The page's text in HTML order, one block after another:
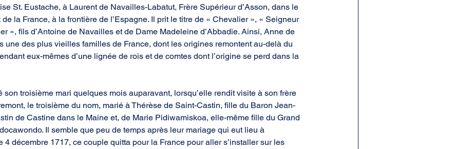
St. Eustache, à Laurent de Navailles-Labatut, Frère Supérieur d’Asson, dans le
la France, à la frontière de l’Espagne. Il prit le titre de « Chevalier », « Seigneur
», fils d’Antoine de Navailles et de Dame Madeleine d’Abbadie. Ainsi, Anne de
une des plus vieilles familles de France, dont les origines remontent au-delà du
eux-mêmes d’une lignée de rois et de comtes dont l’origine se perd dans la
son troisième mari quelques mois auparavant, lorsqu’elle rendit visite à son frère
le troisième du nom, marié à Thérèse de Saint-Castin, fille du Baron Jean-
de Castine dans le Maine et, de Marie Pidiwamiskoa, elle-même fille du Grand
Il semble que peu de temps après leur mariage qui eut lieu à
4 décembre 1717, ce couple quitta pour la France pour aller s’installer sur les